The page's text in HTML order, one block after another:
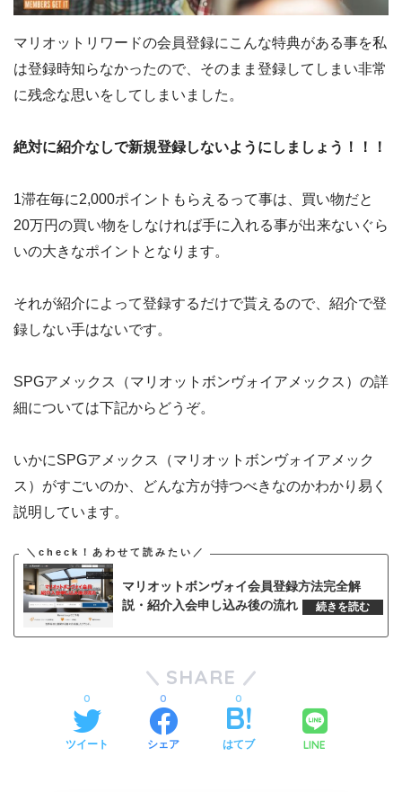
マリオットリワードの会員登録にこんな特典がある事を私
は登録時知らなかったので、そのまま登録してしまい非常
に残念な思いをしてしまいました。
絶対に紹介なしで新規登録しないようにしましょう！！！
1滞在毎に2,000ポイントもらえるって事は、買い物だと
20万円の買い物をしなければ手に入れる事が出来ないぐら
いの大きなポイントとなります。
それが紹介によって登録するだけで貰えるので、紹介で登
録しない手はないです。
SPGアメックス（マリオットボンヴォイアメックス）の詳
細については下記からどうぞ。
いかにSPGアメックス（マリオットボンヴォイアメック
ス）がすごいのか、どんな方が持つべきなのかわかり易く
説明しています。
マリオットボンヴォイ会員登録方法完全解
説・紹介入会申し込み後の流れ
SHARE
ツイート
0
シェア
0
はてブ
0
LINE